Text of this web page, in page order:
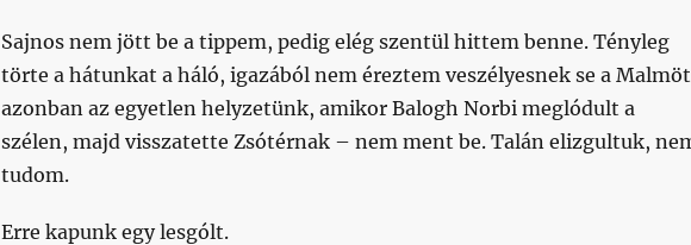
Sajnos nem jött be a tippem, pedig elég szentül hittem benne. Tényleg
törte a hátunkat a háló, igazából nem éreztem veszélyesnek se a
azonban az egyetlen helyzetünk, amikor Balogh Norbi meglódult a
szélen, majd visszatette Zsótérnak – nem ment be. Talán elizgultuk,
tudom.
Erre kapunk egy lesgólt.